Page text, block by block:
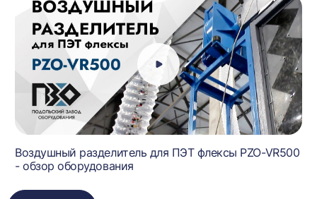
Воздушный разделитель для ПЭТ флексы PZO-VR500
- обзор оборудования